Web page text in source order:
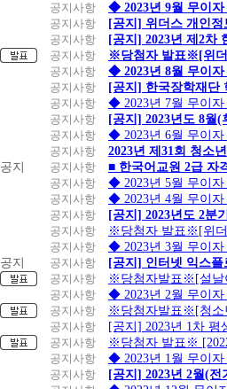
공지사항
◆ 2023년 9월 무이
공지사항
[공지] 위더스 개인정
공지사항
[공지] 2023년 제2차
공지사항
※당첨자 발표※[위더
공지사항
◆ 2023년 8월 무이
공지사항
[공지] 한국장학재단
공지사항
◆ 2023년 7월 무이
공지사항
[공지] 2023년도 8월
공지사항
◆ 2023년 6월 무이
공지사항
2023년 제31회 청소
공지
공지사항
■ 한국어교원 2급 자
공지사항
◆ 2023년 5월 무이
공지사항
◆ 2023년 4월 무이
공지사항
[공지] 2023년도 2분
공지사항
※당첨자 발표※[위더
공지사항
◆ 2023년 3월 무이
공지
공지사항
[공지] 인터넷 익스플
공지사항
※당첨자발표※[설날
공지사항
◆ 2023년 2월 무이
공지사항
※당첨자발표※[청소
공지사항
[공지] 2023년 1차
공지사항
※당첨자 발표※
공지사항
◆ 2023년 1월 무이
공지사항
[공지] 2023년 2월(